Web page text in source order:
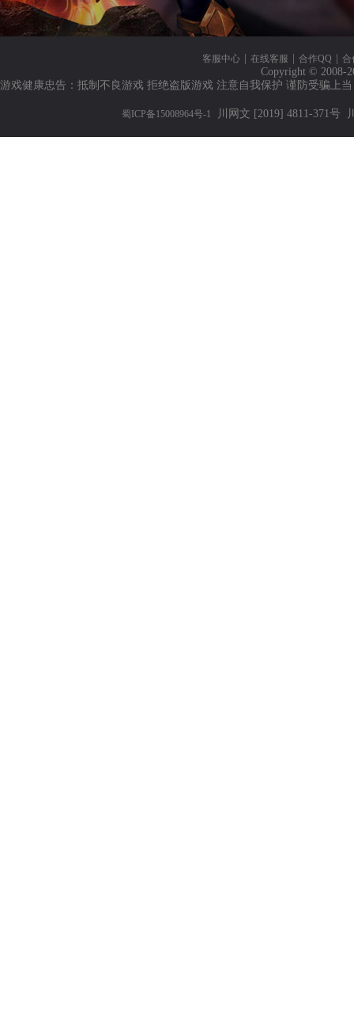
客服中心 在线客服 合作QQ 合
Copyright © 2008-
游戏健康忠告：抵制不良游戏 拒绝盗版游戏 注意自我保护 谨防受骗上
蜀ICP备15008964号-1 川网文 [2019] 4811-371号